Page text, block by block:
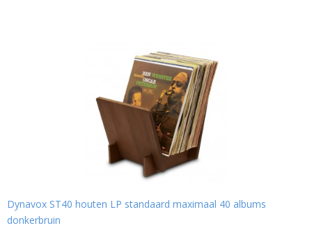
Dynavox ST40 houten LP standaard maximaal 40 albums
donkerbruin